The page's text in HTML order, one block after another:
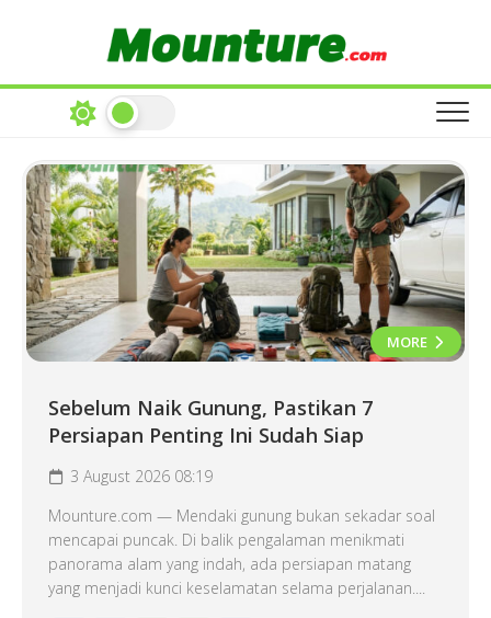
MORE
Sebelum Naik Gunung, Pastikan 7
Persiapan Penting Ini Sudah Siap
3 August 2026 08:19
Mounture.com — Mendaki gunung bukan sekadar soal
mencapai puncak. Di balik pengalaman menikmati
panorama alam yang indah, ada persiapan matang
yang menjadi kunci keselamatan selama perjalanan....